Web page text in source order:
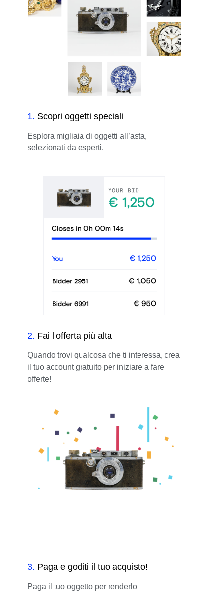
1. Scopri oggetti speciali
Esplora migliaia di oggetti all’asta,
selezionati da esperti.
2. Fai l’offerta più alta
Quando trovi qualcosa che ti interessa, crea
il tuo account gratuito per iniziare a fare
offerte!
3. Paga e goditi il tuo acquisto!
Paga il tuo oggetto per renderlo